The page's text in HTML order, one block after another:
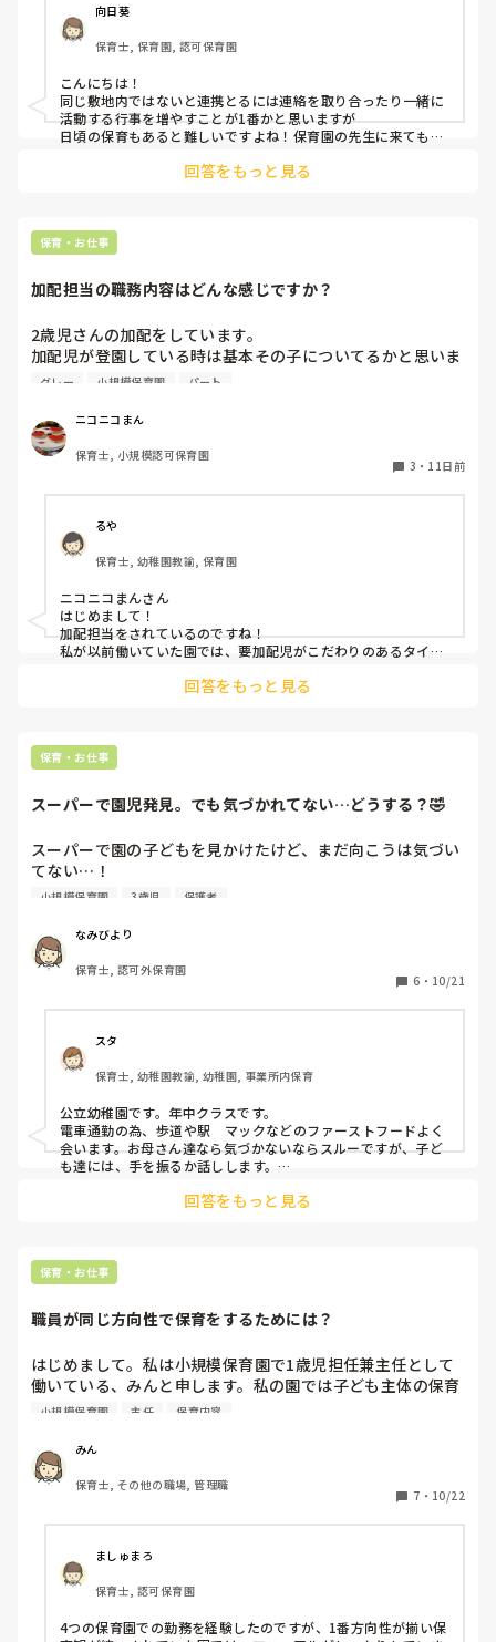
向日葵
保育士, 保育園, 認可保育園
こんにちは！
同じ敷地内ではないと連携とるには連絡を取り合ったり一緒に
活動する行事を増やすことが1番かと思いますが
日頃の保育もあると難しいですよね！保育園の先生に来てもら
交流会なんてあったら子どもも保育者も関わりが持てるのでは
回答をもっと見る
保育・お仕事
加配担当の職務内容はどんな感じですか？
2歳児さんの加配をしています。
加配児が登園している時は基本その子についてるかと思いま
すが、みなさんは着替え、排泄なども全て加配児のお世話を
あと、活動の準備だったり、給食後の後片付けなどの雑務的
なものはされたりしてますか？
人手が足りないなぁと思う時や加配児が落ち着いてる時な
り始めると「◯◯さん(加配児)についててください」と言わ
れちゃったりするので‥。その子にだけ一日ついてていいの
かなぁ‥と。
みなさんがどうされてるか知りたいです。
グレー 小規模保育園 パート
ニコニコまん
保育士, 小規模認可保育園
3 ・ 11日前
るや
保育士, 幼稚園教諭, 保育園
ニコニコまんさん
はじめまして！
加配担当をされているのですね！
私が以前働いていた園では、要加配児がこだわりのあるタイプ
ても落ち着いて過ごせるようになっていました。
ると思っても急にパニックになったり何か起きる可能性がある
っていたほうが良いと思います。
どうしても必要であればきっと声をかけていただけるのではと
思います。もし心配でしたら、離れる前に、今落ち着いている
のですが準備入りましょうか？等、一声かけると良いかもしれ
ついていてくれていると思って安心していたのに離れて他のこ
とをしていることに気づくとびっくりしてしまうかもしれませ
んよ。😊
ちょっとしたことでも声の掛け合いをすると関係性も変わって
くるのではと思います。
回答をもっと見る
保育・お仕事
スーパーで園児発見。でも気づかれてない…どうする？🤣
スーパーで園の子どもを見かけたけど、まだ向こうは気づい
てない…！
「声かけようかな？」と思いつつ、なんか恥ずかしくて早歩
でも後から「先生、スーパーいたで〜！」って言われるパタ
ーンも(笑)
みなさんなら、気づかれてないときどうしてますか？スルー
小規模保育園 3歳児 保護者
なみびより
保育士, 認可外保育園
6 ・ 10/21
スタ
保育士, 幼稚園教諭, 幼稚園, 事業所内保育
公立幼稚園です。年中クラスです。
電車通勤の為、歩道や駅　マックなどのファーストフードよく
会います。お母さん達なら気づかないならスルーですが、子ど
も達には、手を振るか話しします。
からね」など言えばいいだけで、年中クラスだと「先生とマッ
になるので、意外とお母さん達のほうが気を使ってくれます。
ただ駅のホームで「∼先生バイバイまたね」と叫ばれるのは恥
ずかしいです。
回答をもっと見る
保育・お仕事
職員が同じ方向性で保育をするためには？
はじめまして。私は小規模保育園で1歳児担任兼主任として
働いている、みんと申します。私の園では子ども主体の保育
を心がけています。そこで質問なのですが、みなさんの園で
していますでしょうか？職務会や勉強会など…まだまだ統一
ができず、悩んでいます。アドバイスがあれば教えていただ
きたいです。よろしくお願いします。
小規模保育園 主任 保育内容
みん
保育士, その他の職場, 管理職
7 ・ 10/22
ましゅまろ
保育士, 認可保育園
4つの保育園での勤務を経験したのですが、1番方向性が揃い保